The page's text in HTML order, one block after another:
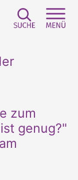
zum
genug?"